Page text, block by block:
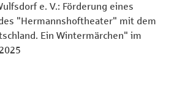
e. V.: Förderung eines
"Hermannshoftheater" mit dem
Ein Wintermärchen" im